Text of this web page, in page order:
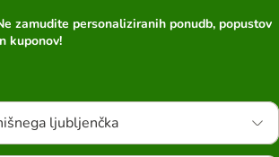
zamudite personaliziranih ponudb, popustov
kuponov!
ljubljenčka